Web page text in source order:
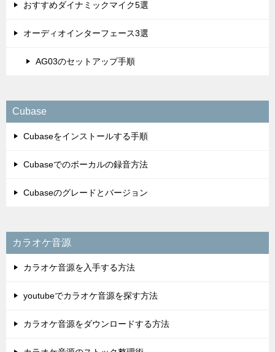
おすすめダイナミックマイク5選
オーディオインターフェース3選
AG03のセットアップ手順
Cubase
Cubaseをインストールする手順
Cubaseでのボーカルの録音方法
Cubaseのグレードとバージョン
カラオケ音源
カラオケ音源を入手する方法
youtubeでカラオケ音源を探す方法
カラオケ音源をダウンロードする方法